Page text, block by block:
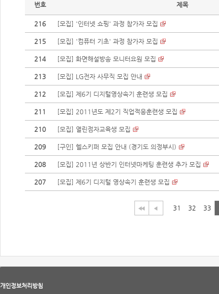
번호 제목
216 [모집] '인터넷 쇼핑' 과정 참가자 모집
215 [모집] '컴퓨터 기초' 과정 참가자 모집
214 [모집] 화면해설방송 모니터요원 모집
213 [모집] LG전자 사무직 모집 안내
212 [모집] 제6기 디지털영상속기 훈련생 모집
211 [모집] 2011년도 제2기 직업적응훈련생 모집
210 [모집] 열린점자교육생 모집
209 [구인] 헬스키퍼 모집 안내 (경기도 의정부시)
208 [모집] 2011년 상반기 인터넷마케팅 훈련생 추가 모집
207 [모집] 제6기 디지털 영상속기 훈련생 모집
31 32 33
개인정보처리방침